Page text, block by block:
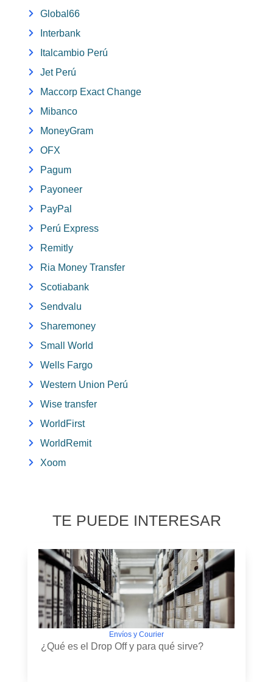
Global66
Interbank
Italcambio Perú
Jet Perú
Maccorp Exact Change
Mibanco
MoneyGram
OFX
Pagum
Payoneer
PayPal
Perú Express
Remitly
Ria Money Transfer
Scotiabank
Sendvalu
Sharemoney
Small World
Wells Fargo
Western Union Perú
Wise transfer
WorldFirst
WorldRemit
Xoom
TE PUEDE INTERESAR
Envíos y Courier
¿Qué es el Drop Off y para qué sirve?